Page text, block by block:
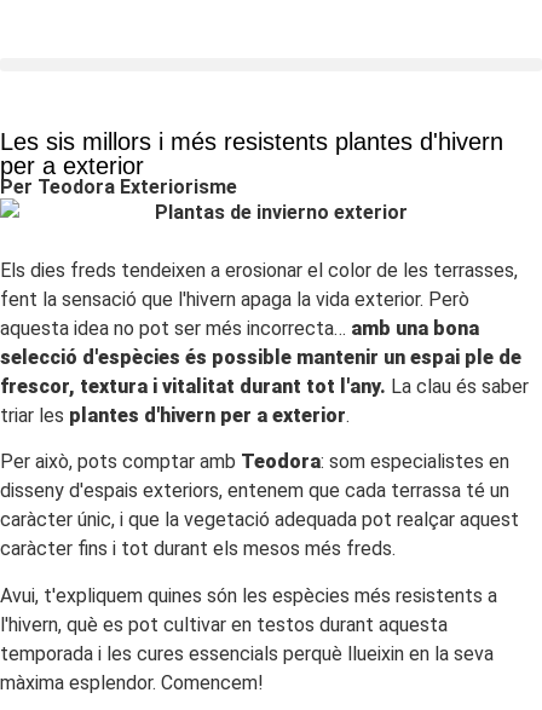
Les sis millors i més resistents plantes d'hivern
per a exterior
Per Teodora Exteriorisme
Els dies freds tendeixen a erosionar el color de les terrasses,
fent la sensació que l'hivern apaga la vida exterior. Però
aquesta idea no pot ser més incorrecta… amb una bona
selecció d'espècies és possible mantenir un espai ple de
frescor, textura i vitalitat durant tot l'any. La clau és saber
triar les plantes d'hivern per a exterior.
Per això, pots comptar amb Teodora: som especialistes en
disseny d'espais exteriors, entenem que cada terrassa té un
caràcter únic, i que la vegetació adequada pot realçar aquest
caràcter fins i tot durant els mesos més freds.
Avui, t'expliquem quines són les espècies més resistents a
l'hivern, què es pot cultivar en testos durant aquesta
temporada i les cures essencials perquè llueixin en la seva
màxima esplendor. Comencem!